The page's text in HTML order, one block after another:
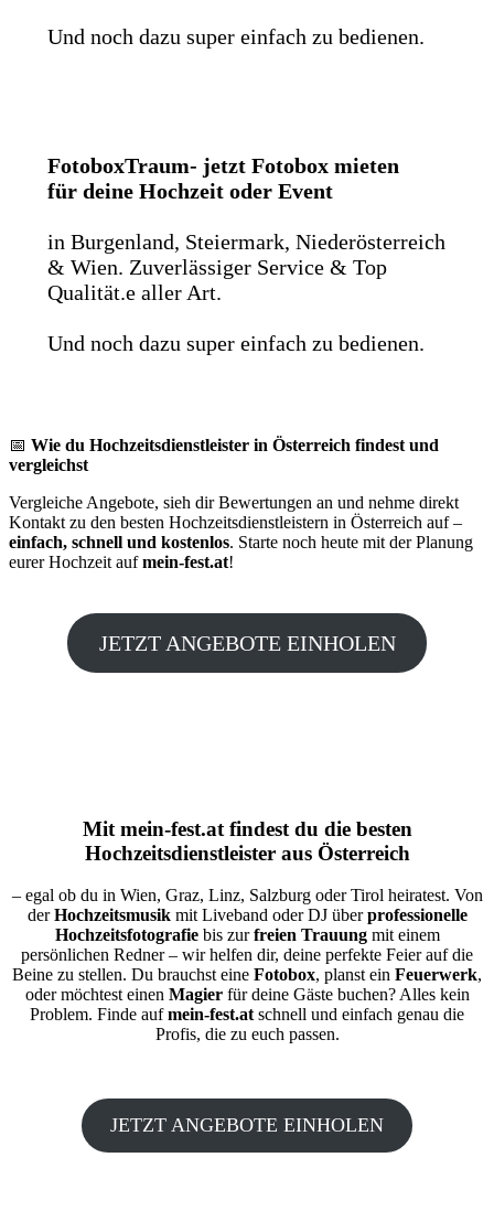
Und noch dazu super einfach zu bedienen.
FotoboxTraum- jetzt Fotobox mieten
für deine Hochzeit oder Event
in Burgenland, Steiermark, Niederösterreich
& Wien. Zuverlässiger Service & Top
Qualität.e aller Art.
Und noch dazu super einfach zu bedienen.
📅 Wie du Hochzeitsdienstleister in Österreich findest und
vergleichst
Vergleiche Angebote, sieh dir Bewertungen an und nehme direkt
Kontakt zu den besten Hochzeitsdienstleistern in Österreich auf –
einfach, schnell und kostenlos. Starte noch heute mit der Planung
eurer Hochzeit aufmein-fest.at!
JETZT ANGEBOTE EINHOLEN
Mit mein-fest.atfindest du die besten
Hochzeitsdienstleister aus Österreich
– egal ob du in Wien, Graz, Linz, Salzburg oder Tirol heiratest. Von
derHochzeitsmusikmit Liveband oder DJ überprofessionelle
Hochzeitsfotografiebis zurfreien Trauungmit einem
persönlichen Redner – wir helfen dir, deine perfekte Feier auf die
Beine zu stellen. Du brauchst eine Fotobox, planst ein Feuerwerk,
oder möchtest einen Magierfür deine Gäste buchen? Alles kein
Problem. Finde aufmein-fest.atschnell und einfach genau die
Profis, die zu euch passen.
JETZT ANGEBOTE EINHOLEN